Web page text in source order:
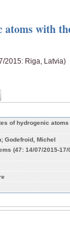
with
2015: Riga, Latvia)
of hydrogenic atoms
Godefroid, Michel
(47: 14/07/2015-17/